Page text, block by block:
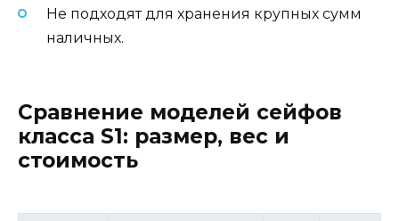
Не подходят для хранения крупных сумм
наличных.
Сравнение моделей сейфов
класса S1: размер, вес и
стоимость